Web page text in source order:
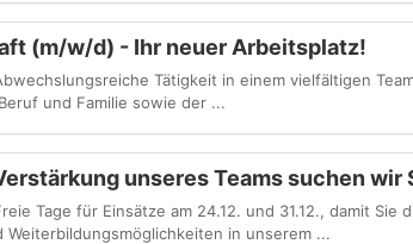
(m/w/d) - Ihr neuer Arbeitsplatz!
Tätigkeit in einem vielfältigen
und Familie sowie der ...
unseres Teams suchen wir
Tage für Einsätze am 24.12. und 31.12., damit Sie
in unserem ...